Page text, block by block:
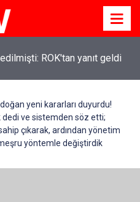
ROK'tan yanıt geldi
yeni kararları duyurdu!
ve sistemden söz etti;
çıkarak, ardından yönetim
yöntemle değiştirdik